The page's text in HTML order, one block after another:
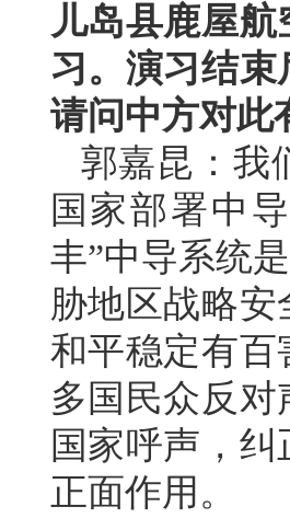
儿岛县鹿屋
习。演习结
请问中方对此
郭嘉昆：我
国家部署中
丰”中导系统
胁地区战略
和平稳定有
多国民众反
国家呼声，
正面作用。